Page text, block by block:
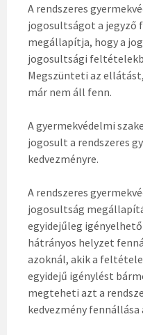
A rendszeres
jogosultságot a jegyző
megállapítja, hogy a
jogosultsági
Megszünteti az
már nem áll fenn.
A gyermekvédelmi
jogosult a rendszeres
kedvezményre.
A rendszeres
jogosultság
egyidejűleg
hátrányos helyzet
azoknál, akik a
egyidejű igénylést
megteheti azt a
kedvezmény